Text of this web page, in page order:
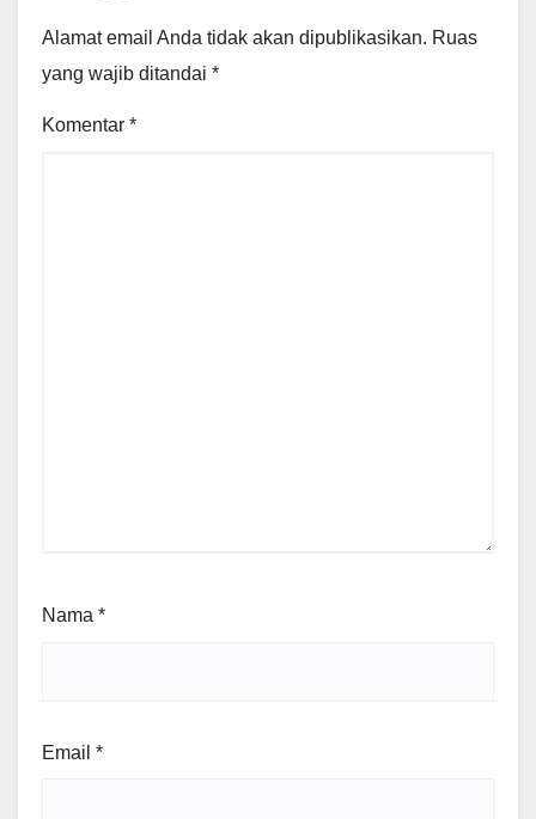
Alamat email Anda tidak akan dipublikasikan. Ruas
yang wajib ditandai *
Komentar *
Nama *
Email *